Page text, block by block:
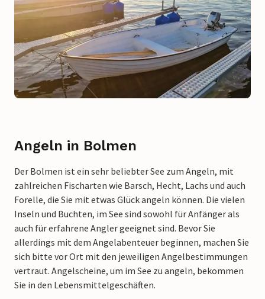
Angeln in Bolmen
Der Bolmen ist ein sehr beliebter See zum Angeln, mit
zahlreichen Fischarten wie Barsch, Hecht, Lachs und auch
Forelle, die Sie mit etwas Glück angeln können. Die vielen
Inseln und Buchten, im See sind sowohl für Anfänger als
auch für erfahrene Angler geeignet sind. Bevor Sie
allerdings mit dem Angelabenteuer beginnen, machen Sie
sich bitte vor Ort mit den jeweiligen Angelbestimmungen
vertraut. Angelscheine, um im See zu angeln, bekommen
Sie in den Lebensmittelgeschäften.